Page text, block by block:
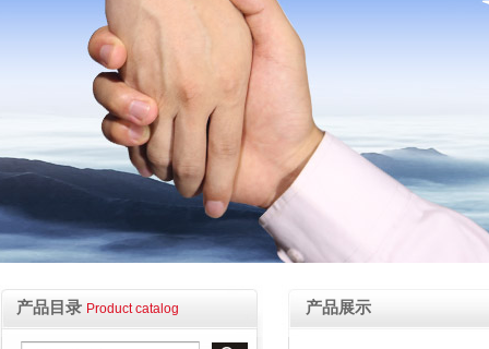
产品目录 Product catalog 产品展示